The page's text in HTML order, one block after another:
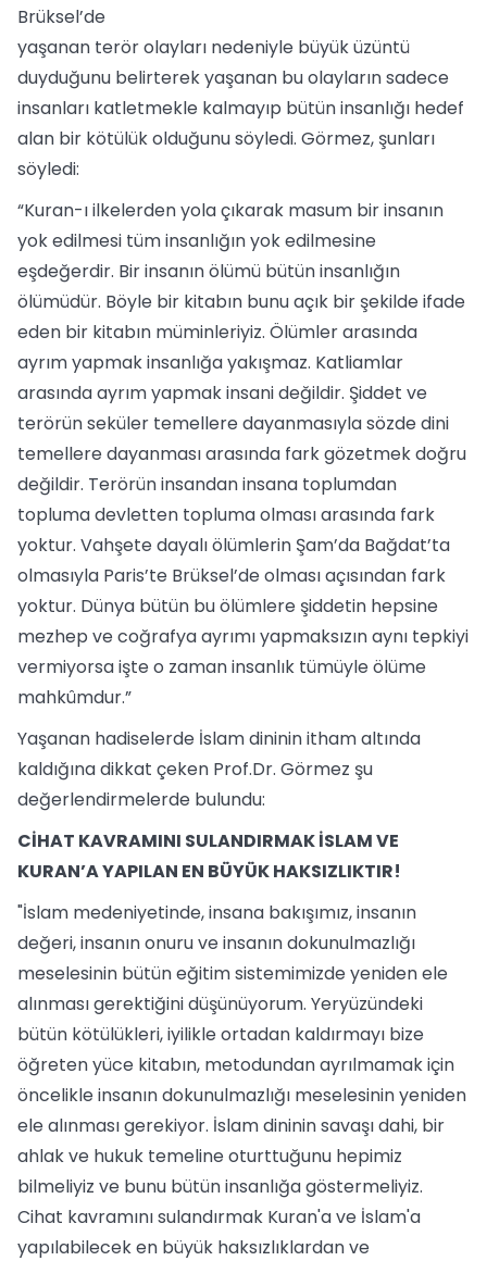
Brüksel’de
yaşanan terör olayları nedeniyle büyük üzüntü
duyduğunu belirterek yaşanan bu olayların sadece
insanları katletmekle kalmayıp bütün insanlığı hedef
alan bir kötülük olduğunu söyledi. Görmez, şunları
söyledi:
“Kuran-ı ilkelerden yola çıkarak masum bir insanın
yok edilmesi tüm insanlığın yok edilmesine
eşdeğerdir. Bir insanın ölümü bütün insanlığın
ölümüdür. Böyle bir kitabın bunu açık bir şekilde ifade
eden bir kitabın müminleriyiz. Ölümler arasında
ayrım yapmak insanlığa yakışmaz. Katliamlar
arasında ayrım yapmak insani değildir. Şiddet ve
terörün seküler temellere dayanmasıyla sözde dini
temellere dayanması arasında fark gözetmek doğru
değildir. Terörün insandan insana toplumdan
topluma devletten topluma olması arasında fark
yoktur. Vahşete dayalı ölümlerin Şam’da Bağdat’ta
olmasıyla Paris’te Brüksel’de olması açısından fark
yoktur. Dünya bütün bu ölümlere şiddetin hepsine
mezhep ve coğrafya ayrımı yapmaksızın aynı tepkiyi
vermiyorsa işte o zaman insanlık tümüyle ölüme
mahkûmdur.”
Yaşanan hadiselerde İslam dininin itham altında
kaldığına dikkat çeken Prof.Dr. Görmez şu
değerlendirmelerde bulundu:
CİHAT KAVRAMINI SULANDIRMAK İSLAM VE
KURAN’A YAPILAN EN BÜYÜK HAKSIZLIKTIR!
"İslam medeniyetinde, insana bakışımız, insanın
değeri, insanın onuru ve insanın dokunulmazlığı
meselesinin bütün eğitim sistemimizde yeniden ele
alınması gerektiğini düşünüyorum. Yeryüzündeki
bütün kötülükleri, iyilikle ortadan kaldırmayı bize
öğreten yüce kitabın, metodundan ayrılmamak için
öncelikle insanın dokunulmazlığı meselesinin yeniden
ele alınması gerekiyor. İslam dininin savaşı dahi, bir
ahlak ve hukuk temeline oturttuğunu hepimiz
bilmeliyiz ve bunu bütün insanlığa göstermeliyiz.
Cihat kavramını sulandırmak Kuran'a ve İslam'a
yapılabilecek en büyük haksızlıklardan ve